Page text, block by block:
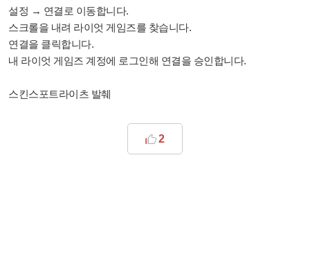
설정 → 연결로 이동합니다.
스크롤을 내려 라이엇 게임즈를 찾습니다.
연결을 클릭합니다.
내 라이엇 게임즈 계정에 로그인해 연결을 승인합니다.
스킨스포트라이츠 발췌
2